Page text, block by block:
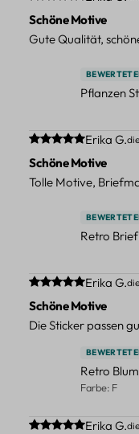
Schöne Motive
Gute Qualität,
Pflanzen
Durchschnittliche
Erika G.
Schöne Motive
Tolle Motive,
Retro
Durchschnittliche
Erika G.
Schöne Motive
Die Sticker passen
Retro
Farbe: F
Durchschnittliche
Erika G.